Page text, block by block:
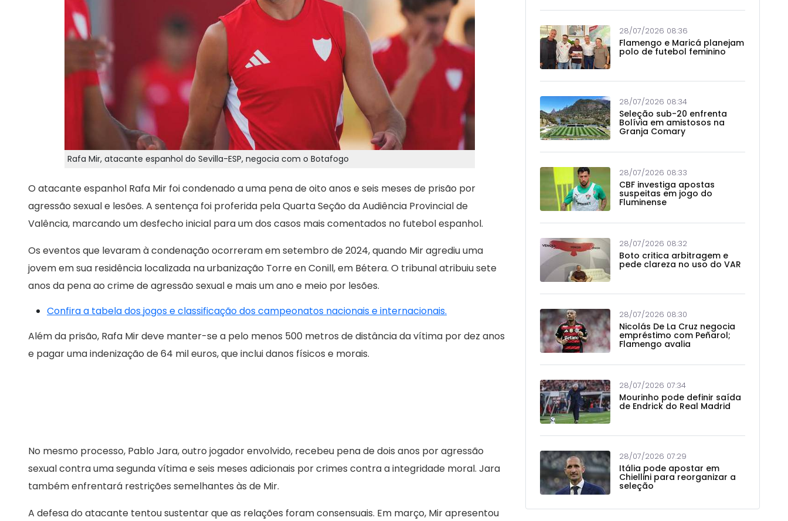
Rafa Mir, atacante espanhol do Sevilla-ESP, negocia com o Botafogo
O atacante espanhol Rafa Mir foi condenado a uma pena de oito anos e seis meses de prisão por
agressão sexual e lesões. A sentença foi proferida pela Quarta Seção da Audiência Provincial de
Valência, marcando um desfecho inicial para um dos casos mais comentados no futebol espanhol.
Os eventos que levaram à condenação ocorreram em setembro de 2024, quando Mir agrediu uma
jovem em sua residência localizada na urbanização Torre en Conill, em Bétera. O tribunal atribuiu sete
anos da pena ao crime de agressão sexual e mais um ano e meio por lesões.
Confira a tabela dos jogos e classificação dos campeonatos nacionais e internacionais.
Além da prisão, Rafa Mir deve manter-se a pelo menos 500 metros de distância da vítima por dez anos
e pagar uma indenização de 64 mil euros, que inclui danos físicos e morais.
No mesmo processo, Pablo Jara, outro jogador envolvido, recebeu pena de dois anos por agressão
sexual contra uma segunda vítima e seis meses adicionais por crimes contra a integridade moral. Jara
também enfrentará restrições semelhantes às de Mir.
A defesa do atacante tentou sustentar que as relações foram consensuais. Em março, Mir apresentou
28/07/2026 08:36
Flamengo e Maricá planejam
polo de futebol feminino
28/07/2026 08:34
Seleção sub-20 enfrenta
Bolívia em amistosos na
Granja Comary
28/07/2026 08:33
CBF investiga apostas
suspeitas em jogo do
Fluminense
28/07/2026 08:32
Boto critica arbitragem e
pede clareza no uso do VAR
28/07/2026 08:30
Nicolás De La Cruz negocia
empréstimo com Peñarol;
Flamengo avalia
28/07/2026 07:34
Mourinho pode definir saída
de Endrick do Real Madrid
28/07/2026 07:29
Itália pode apostar em
Chiellini para reorganizar a
seleção